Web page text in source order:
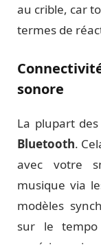
au crible, car
termes de
sonore
La plupart
Bluetooth.
avec votre
musique via
modèles
sur le